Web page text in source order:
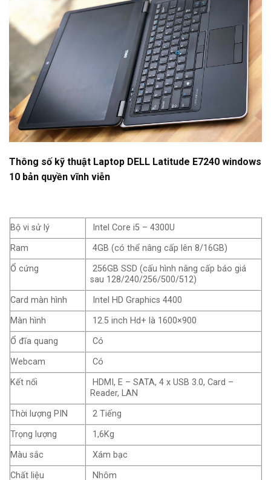
Thông số kỹ thuật Laptop DELL Latitude E7240 windows
10 bản quyền vĩnh viễn
Bộ vi sử lý
Intel Core i5 – 4300U
Ram
4GB (có thể nâng cấp lên 8/16GB)
Ổ cứng
256GB SSD (cấu hình nâng cấp báo giá
sau 128/240/256/500/512)
Card màn hình
Intel HD Graphics 4400
Màn hình
12.5 inch Hd+ là 1600×900
Ổ đĩa quang
Có
Webcam
Có
Kết nối
HDMI, E – SATA, 4 x USB 3.0, Card –
Reader, LAN
Thời lượng PIN
2 Tiếng
Trọng lượng
1,6Kg
Màu sắc
Xám bạc
Chất liệu
Nhôm